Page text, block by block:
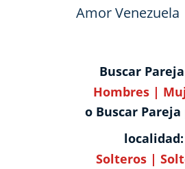
Amor Venezuela
Buscar
Hombres |
o Buscar Pareja
localidad:
Solteros |